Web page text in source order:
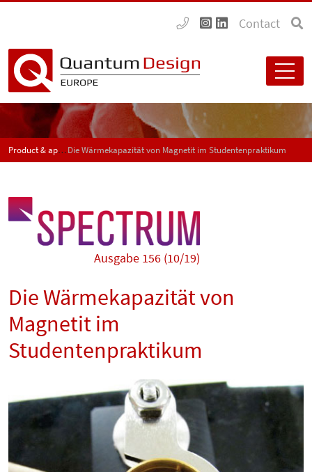
Contact
Product & application news - SPECTRUMDie Wärmekapazität von Magnetit im Studentenpraktikum
Ausgabe 156 (10/19)
Die Wärmekapazität von
Magnetit im
Studentenpraktikum